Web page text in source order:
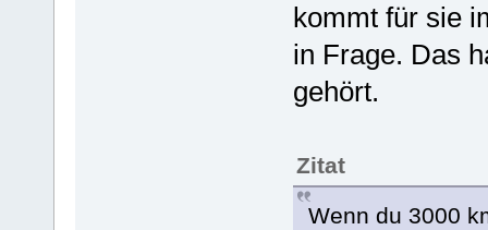
kommt für sie
in Frage. Das
gehört.
Zitat
Wenn du 3000